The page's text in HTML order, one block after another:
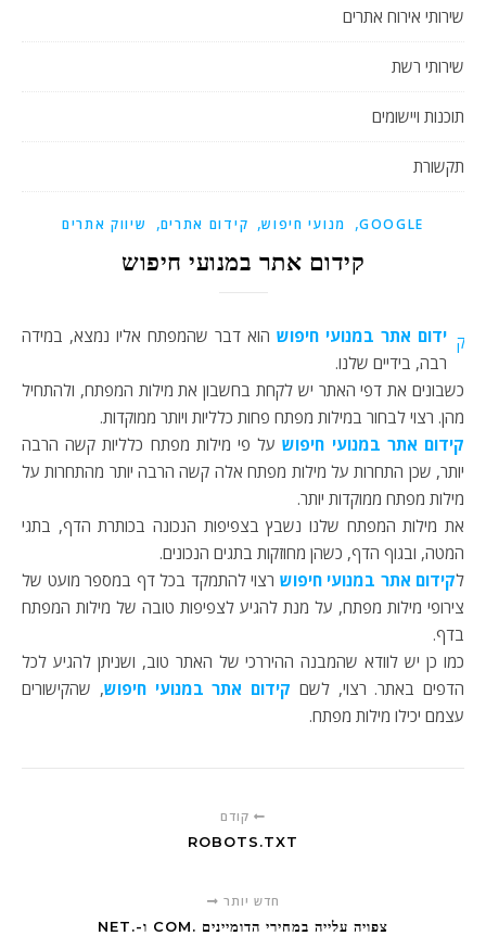
שירותי אירוח אתרים
שירותי רשת
תוכנות ויישומים
תקשורת
GOOGLE
, מנועי חיפוש, קידום אתרים, שיווק אתרים
קידום אתר במנועי חיפוש
ק ידום אתר במנועי חיפוש הוא דבר שהמפתח אליו נמצא, במידה
רבה, בידיים שלנו.
כשבונים את דפי האתר יש לקחת בחשבון את מילות המפתח, ולהתחיל
מהן. רצוי לבחור במילות מפתח פחות כלליות ויותר ממוקדות.
קידום אתר במנועי חיפושעל פי מילות מפתח כלליות קשה הרבה
יותר, שכן התחרות על מילות מפתח אלה קשה הרבה יותר מהתחרות על
מילות מפתח ממוקדות יותר.
את מילות המפתח שלנו נשבץ בצפיפות הנכונה בכותרת הדף, בתגי
המטה, ובגוף הדף, כשהן מחוזקות בתגים הנכונים.
לקידום אתר במנועי חיפוש רצוי להתמקד בכל דף במספר מועט של
צירופי מילות מפתח, על מנת להגיע לצפיפות טובה של מילות המפתח
בדף.
כמו כן יש לוודא שהמבנה ההיררכי של האתר טוב, ושניתן להגיע לכל
הדפים באתר. רצוי, לשם קידום אתר במנועי חיפוש, שהקישורים
עצמם יכילו מילות מפתח.
קודם
ROBOTS.TXT
חדש יותר
צפויה עלייה במחירי הדומיינים .COM ו-.NET